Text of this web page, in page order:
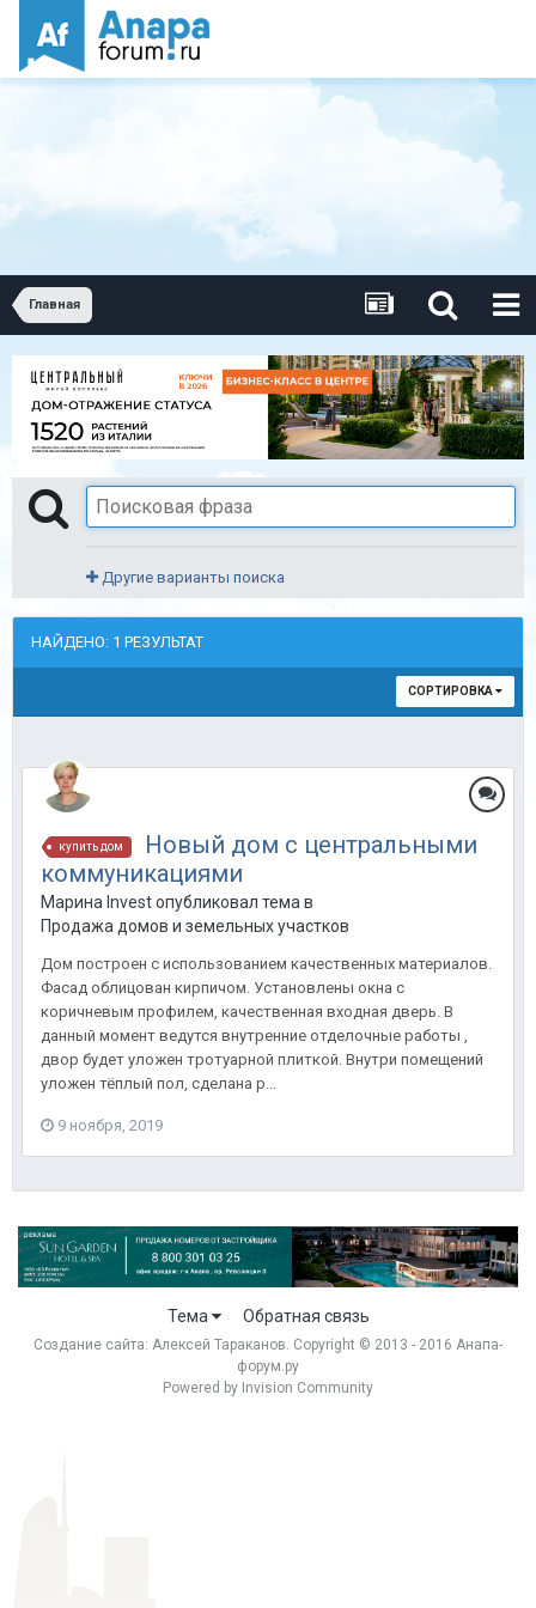
Главная
Другие варианты поиска
НАЙДЕНО: 1 РЕЗУЛЬТАТ
СОРТИРОВКА
купить дом
Новый дом с центральными
коммуникациями
Марина Invest опубликовал тема в
Продажа домов и земельных участков
Дом построен с использованием качественных материалов.
Фасад облицован кирпичом. Установлены окна с
коричневым профилем, качественная входная дверь. В
данный момент ведутся внутренние отделочные работы ,
двор будет уложен тротуарной плиткой. Внутри помещений
уложен тёплый пол, сделана р...
9 ноября, 2019
Тема Обратная связь
Создание сайта: Алексей Тараканов. Copyright © 2013 - 2016 Анапа-
форум.ру
Powered by Invision Community